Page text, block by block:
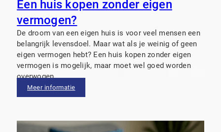
Een huis kopen zonder eigen
vermogen?
De droom van een eigen huis is voor veel mensen een
belangrijk levensdoel. Maar wat als je weinig of geen
eigen vermogen hebt? Een huis kopen zonder eigen
vermogen is mogelijk, maar moet wel goed worden
overwogen.
Meer informatie